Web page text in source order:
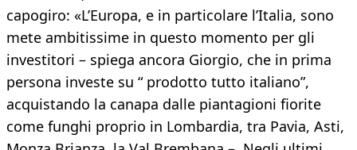
capogiro: «L’Europa, e in particolare l’Italia, sono
mete ambitissime in questo momento per gli
investitori – spiega ancora Giorgio, che in prima
persona investe su “ prodotto tutto italiano”,
acquistando la canapa dalle piantagioni fiorite
come funghi proprio in Lombardia, tra Pavia, Asti,